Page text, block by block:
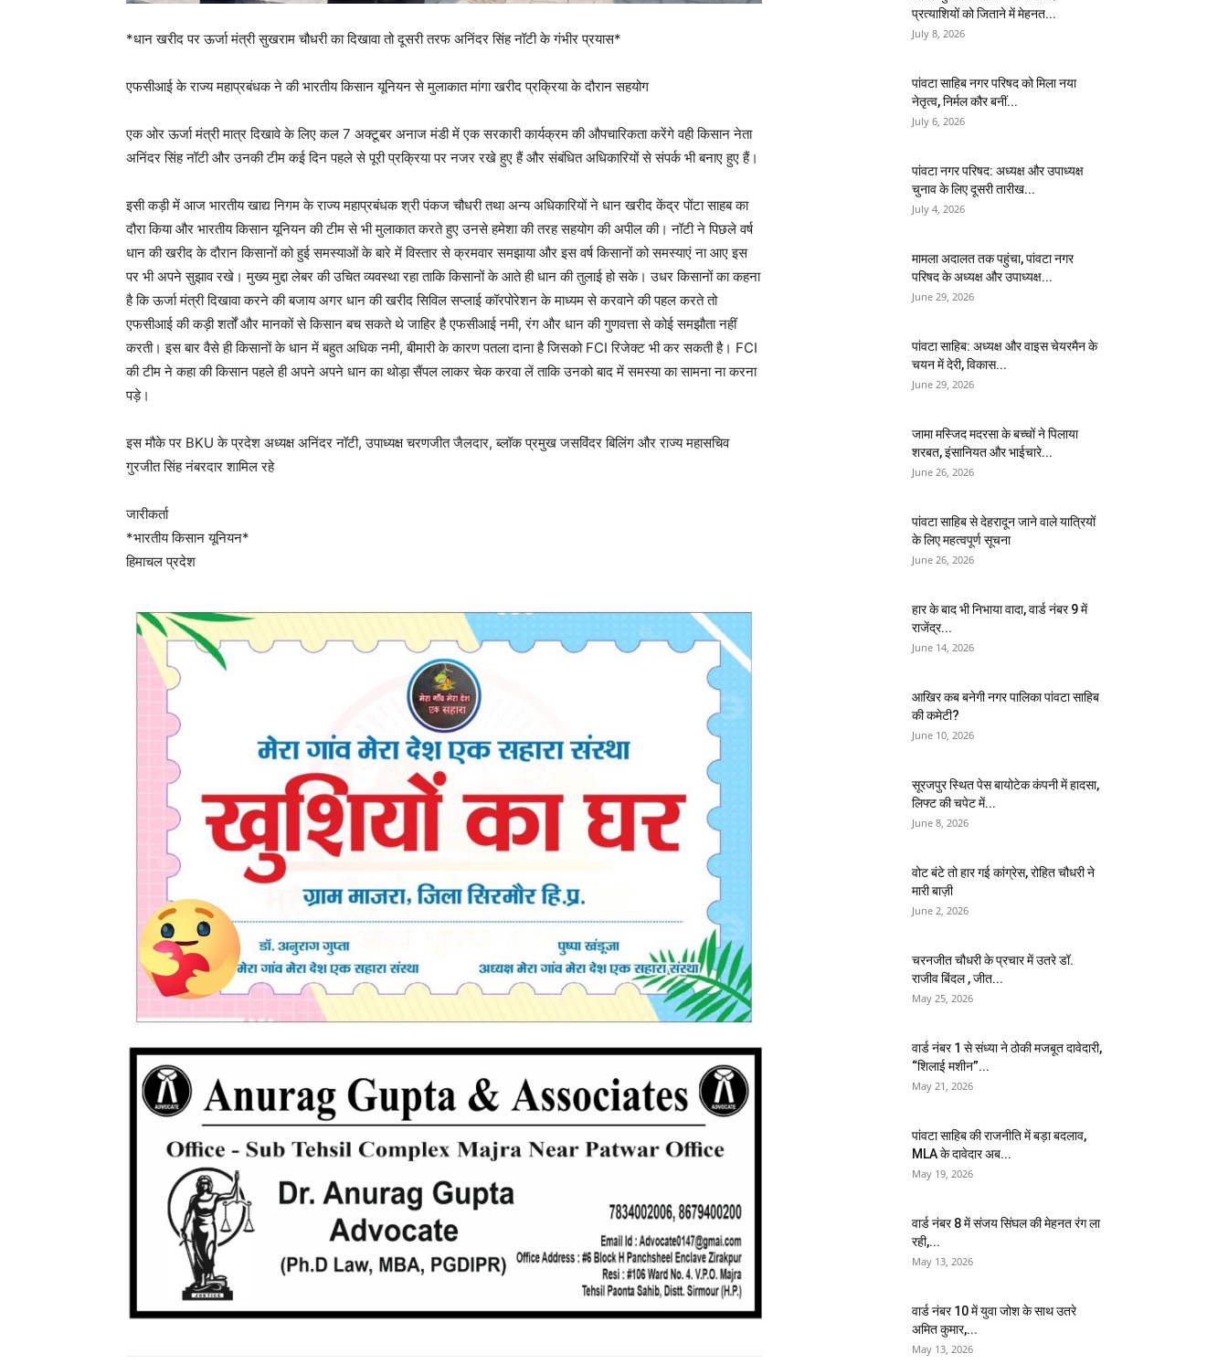
*धान खरीद पर ऊर्जा मंत्री सुखराम चौधरी का दिखावा तो दूसरी तरफ अनिंदर सिंह नॉटी के गंभीर प्रयास*
एफसीआई के राज्य महाप्रबंधक ने की भारतीय किसान यूनियन से मुलाकात मांगा खरीद प्रक्रिया के दौरान सहयोग
एक ओर ऊर्जा मंत्री मात्र दिखावे के लिए कल 7 अक्टूबर अनाज मंडी में एक सरकारी कार्यक्रम की औपचारिकता करेंगे वही किसान नेता
अनिंदर सिंह नॉटी और उनकी टीम कई दिन पहले से पूरी प्रक्रिया पर नजर रखे हुए हैं और संबंधित अधिकारियों से संपर्क भी बनाए हुए हैं।
इसी कड़ी में आज भारतीय खाद्य निगम के राज्य महाप्रबंधक श्री पंकज चौधरी तथा अन्य अधिकारियों ने धान खरीद केंद्र पोंटा साहब का
दौरा किया और भारतीय किसान यूनियन की टीम से भी मुलाकात करते हुए उनसे हमेशा की तरह सहयोग की अपील की। नॉटी ने पिछले वर्ष
धान की खरीद के दौरान किसानों को हुई समस्याओं के बारे में विस्तार से क्रमवार समझाया और इस वर्ष किसानों को समस्याएं ना आए इस
पर भी अपने सुझाव रखे। मुख्य मुद्दा लेबर की उचित व्यवस्था रहा ताकि किसानों के आते ही धान की तुलाई हो सके। उधर किसानों का कहना
है कि ऊर्जा मंत्री दिखावा करने की बजाय अगर धान की खरीद सिविल सप्लाई कॉरपोरेशन के माध्यम से करवाने की पहल करते तो
एफसीआई की कड़ी शर्तों और मानकों से किसान बच सकते थे जाहिर है एफसीआई नमी, रंग और धान की गुणवत्ता से कोई समझौता नहीं
करती। इस बार वैसे ही किसानों के धान में बहुत अधिक नमी, बीमारी के कारण पतला दाना है जिसको FCI रिजेक्ट भी कर सकती है। FCI
की टीम ने कहा की किसान पहले ही अपने अपने धान का थोड़ा सैंपल लाकर चेक करवा लें ताकि उनको बाद में समस्या का सामना ना करना
पड़े।
इस मौके पर BKU के प्रदेश अध्यक्ष अनिंदर नॉटी, उपाध्यक्ष चरणजीत जैलदार, ब्लॉक प्रमुख जसविंदर बिलिंग और राज्य महासचिव
गुरजीत सिंह नंबरदार शामिल रहे
जारीकर्ता
*भारतीय किसान यूनियन*
हिमाचल प्रदेश
प्रत्याशियों को जिताने में मेहनत...
July 8, 2026
पांवटा साहिब नगर परिषद को मिला नया
नेतृत्व, निर्मल कौर बनीं...
July 6, 2026
पांवटा नगर परिषद: अध्यक्ष और उपाध्यक्ष
चुनाव के लिए दूसरी तारीख...
July 4, 2026
मामला अदालत तक पहुंचा, पांवटा नगर
परिषद के अध्यक्ष और उपाध्यक्ष...
June 29, 2026
पांवटा साहिब: अध्यक्ष और वाइस चेयरमैन के
चयन में देरी, विकास...
June 29, 2026
जामा मस्जिद मदरसा के बच्चों ने पिलाया
शरबत, इंसानियत और भाईचारे...
June 26, 2026
पांवटा साहिब से देहरादून जाने वाले यात्रियों
के लिए महत्वपूर्ण सूचना
June 26, 2026
हार के बाद भी निभाया वादा, वार्ड नंबर 9 में
राजेंद्र...
June 14, 2026
आखिर कब बनेगी नगर पालिका पांवटा साहिब
की कमेटी?
June 10, 2026
सूरजपुर स्थित पेस बायोटेक कंपनी में हादसा,
लिफ्ट की चपेट में...
June 8, 2026
वोट बंटे तो हार गई कांग्रेस, रोहित चौधरी ने
मारी बाज़ी
June 2, 2026
चरनजीत चौधरी के प्रचार में उतरे डॉ.
राजीव बिंदल , जीत...
May 25, 2026
वार्ड नंबर 1 से संध्या ने ठोकी मजबूत दावेदारी,
“शिलाई मशीन”...
May 21, 2026
पांवटा साहिब की राजनीति में बड़ा बदलाव,
MLA के दावेदार अब...
May 19, 2026
वार्ड नंबर 8 में संजय सिंघल की मेहनत रंग ला
रही,...
May 13, 2026
वार्ड नंबर 10 में युवा जोश के साथ उतरे
अमित कुमार,...
May 13, 2026